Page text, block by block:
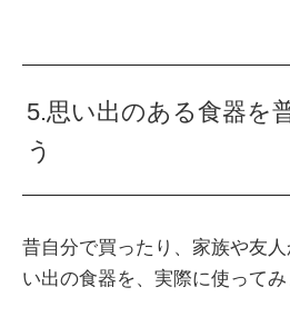
5.思い出のある食器を
う
昔自分で買ったり、家族や友
い出の食器を、実際に使ってみ